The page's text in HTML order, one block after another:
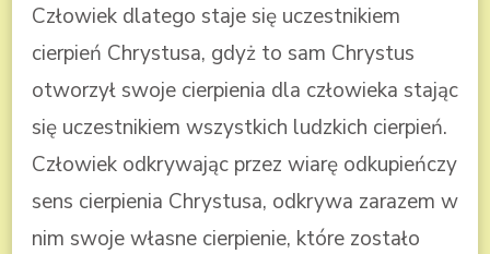
Człowiek dlatego staje się uczestnikiem
cierpień Chrystusa, gdyż to sam Chrystus
otworzył swoje cierpienia dla człowieka stając
się uczestnikiem wszystkich ludzkich cierpień.
Człowiek odkrywając przez wiarę odkupieńczy
sens cierpienia Chrystusa, odkrywa zarazem w
nim swoje własne cierpienie, które zostało